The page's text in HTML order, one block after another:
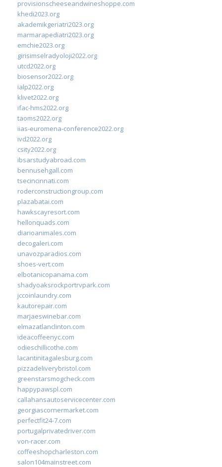
provisionscheeseandwineshoppe.com
khedi2023.org
akademikgeriatri2023.org
marmarapediatri2023.org
emchie2023.org
girisimselradyoloji2022.org
utcd2022.org
biosensor2022.org
ialp2022.org
klivet2022.org
ifac-hms2022.org
taoms2022.org
iias-euromena-conference2022.org
ivd2022.org
csity2022.org
ibsarstudyabroad.com
bennusehgall.com
tsecincinnati.com
roderconstructiongroup.com
plazabatai.com
hawkscayresort.com
hellonquads.com
diarioanimales.com
decogaleri.com
unavozparadios.com
shoes-vert.com
elbotanicopanama.com
shadyoaksrockportrvpark.com
jccoinlaundry.com
kautorepair.com
marjaeswinebar.com
elmazatlanclinton.com
ideacoffeenyc.com
odieschillicothe.com
lacantinitagalesburg.com
pizzadeliverybristol.com
greenstarsmogcheck.com
happypawspl.com
callahansautoservicecenter.com
georgiascornermarket.com
perfectfit24-7.com
portugalprivatedriver.com
von-racer.com
coffeeshopcharleston.com
salon104mainstreet.com